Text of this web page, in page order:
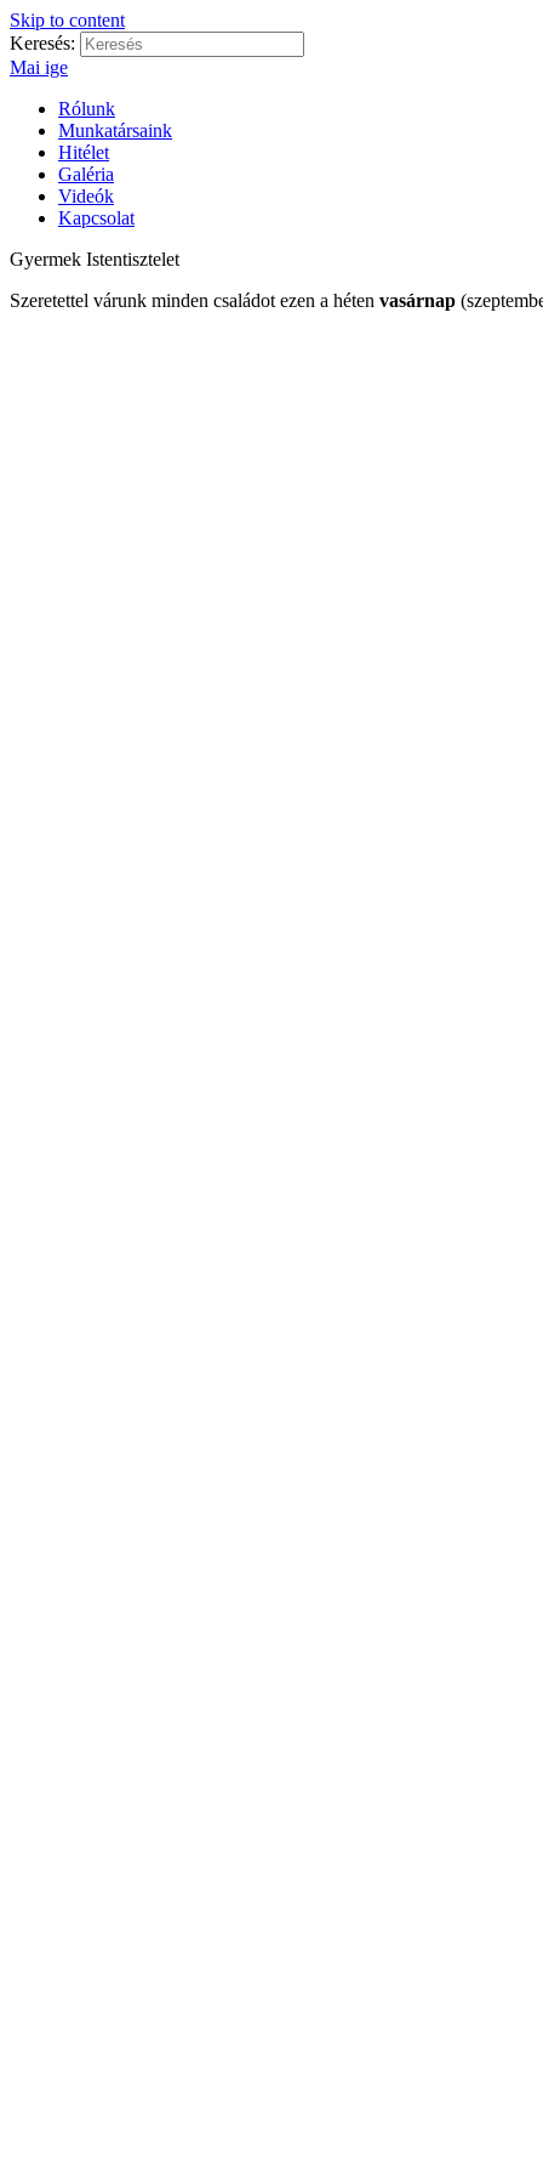
Skip to content
Keresés:
Mai ige
Rólunk
Munkatársaink
Hitélet
Galéria
Videók
Kapcsolat
Gyermek Istentisztelet
Szeretettel várunk minden családot ezen a héten vasárnap